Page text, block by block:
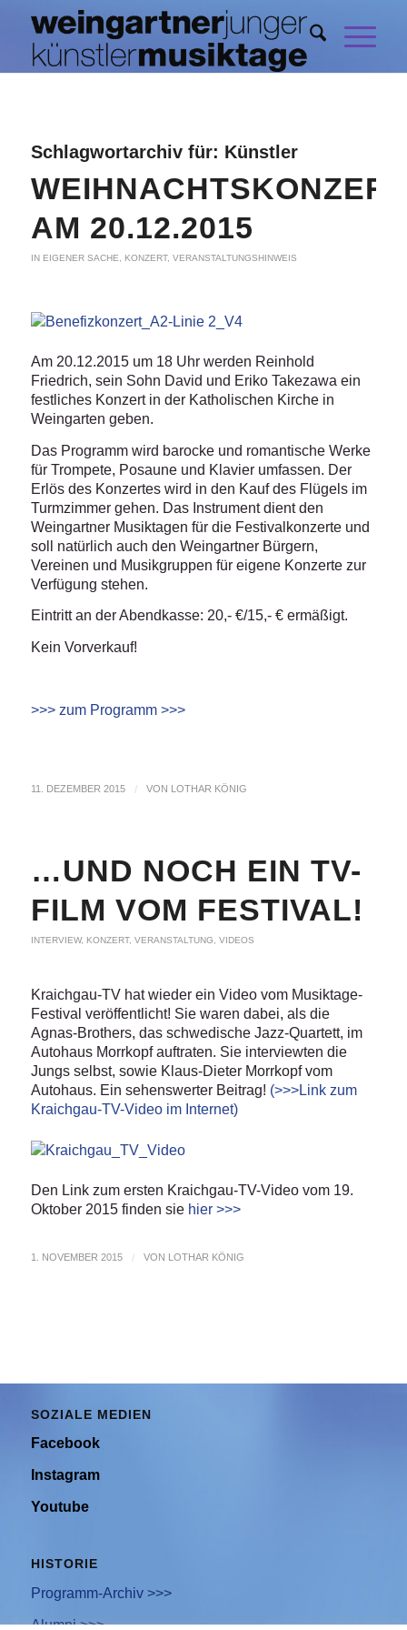
Schlagwortarchiv für: Künstler
AM 20.12.2015
IN EIGENER SACHE KONZERT, VERANSTALTUNGSHINWEIS
Am 20.12.2015 um 18 Uhr werden Reinhold
Friedrich, sein Sohn David und Eriko Takezawa ein
festliches Konzert in der Katholischen Kirche in
Weingarten geben.
Das Programm wird barocke und romantische Werke
für Trompete, Posaune und Klavier umfassen. Der
Erlös des Konzertes wird in den Kauf des Flügels im
Turmzimmer gehen. Das Instrument dient den
Weingartner Musiktagen für die Festivalkonzerte und
soll natürlich auch den Weingartner Bürgern,
Vereinen und Musikgruppen für eigene Konzerte zur
Verfügung stehen.
Eintritt an der Abendkasse: 20,- €/15,- € ermäßigt.
Kein Vorverkauf!
>>> zum Programm >>>
11. DEZEMBER 2015 / VON LOTHAR KÖNIG
…UND NOCH EIN TV-
FILM VOM FESTIVAL!
INTERVIEW, KONZERT, VERANSTALTUNG, VIDEOS
Kraichgau-TV hat wieder ein Video vom Musiktage-
Festival veröffentlicht! Sie waren dabei, als die
Agnas-Brothers, das schwedische Jazz-Quartett, im
Autohaus Morrkopf auftraten. Sie interviewten die
Jungs selbst, sowie Klaus-Dieter Morrkopf vom
Autohaus. Ein sehenswerter Beitrag! (>>>Link zum
Kraichgau-TV-Video im Internet)
Den Link zum ersten Kraichgau-TV-Video vom 19.
Oktober 2015 finden sie hier >>>
1. NOVEMBER 2015 / VON LOTHAR KÖNIG
SOZIALE MEDIEN
Facebook
Instagram
Youtube
HISTORIE
Programm-Archiv >>>
Alumni >>>